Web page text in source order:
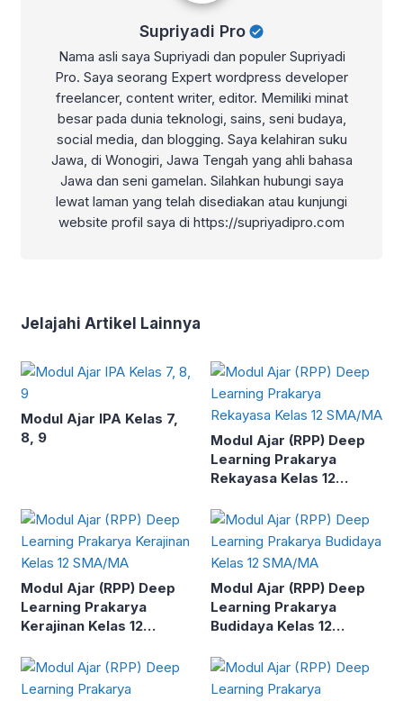
Supriyadi Pro
Nama asli saya Supriyadi dan populer Supriyadi
Pro. Saya seorang Expert wordpress developer
freelancer, content writer, editor. Memiliki minat
besar pada dunia teknologi, sains, seni budaya,
social media, dan blogging. Saya kelahiran suku
Jawa, di Wonogiri, Jawa Tengah yang ahli bahasa
Jawa dan seni gamelan. Silahkan hubungi saya
lewat laman yang telah disediakan atau kunjungi
website profil saya di https://supriyadipro.com
Jelajahi Artikel Lainnya
Modul Ajar IPA Kelas 7,
8, 9
Modul Ajar (RPP) Deep
Learning Prakarya
Rekayasa Kelas 12
Modul Ajar (RPP) Deep
Learning Prakarya
Kerajinan Kelas 12
Modul Ajar (RPP) Deep
Learning Prakarya
Budidaya Kelas 12